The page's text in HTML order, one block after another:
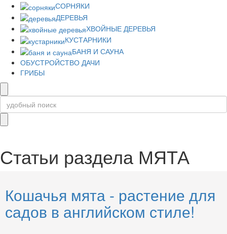
СОРНЯКИ
ДЕРЕВЬЯ
ХВОЙНЫЕ ДЕРЕВЬЯ
КУСТАРНИКИ
БАНЯ И САУНА
ОБУСТРОЙСТВО ДАЧИ
ГРИБЫ
Статьи раздела МЯТА
Кошачья мята - растение для
садов в английском стиле!